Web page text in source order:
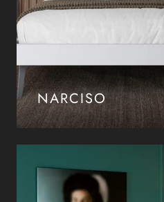
NARCISO